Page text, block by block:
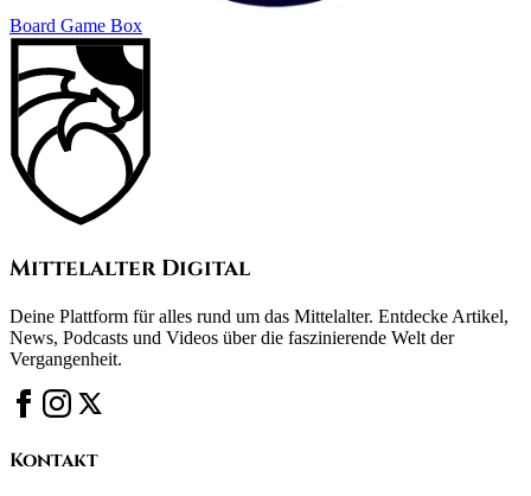
Board Game Box
Mittelalter Digital
Deine Plattform für alles rund um das Mittelalter. Entdecke Artikel,
News, Podcasts und Videos über die faszinierende Welt der
Vergangenheit.
Kontakt